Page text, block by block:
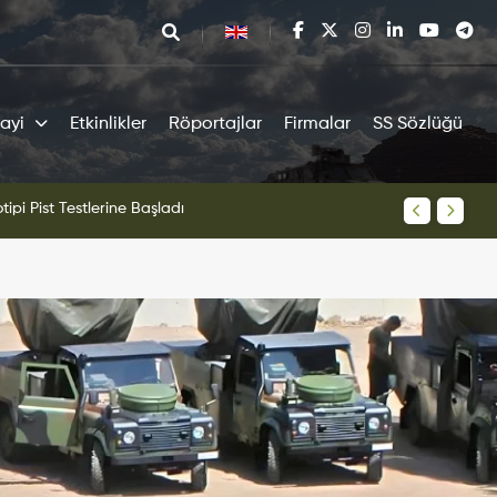
Etkinlikler Röportajlar Firmalar SS Sözlüğü
Pist Testlerine Başladı KAAN